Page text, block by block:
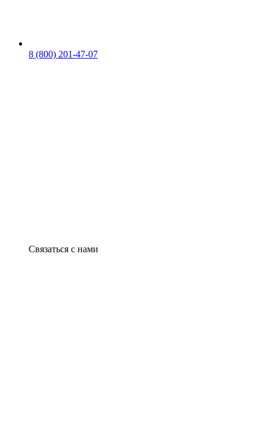
8 (800) 201-47-07
Связаться с нами